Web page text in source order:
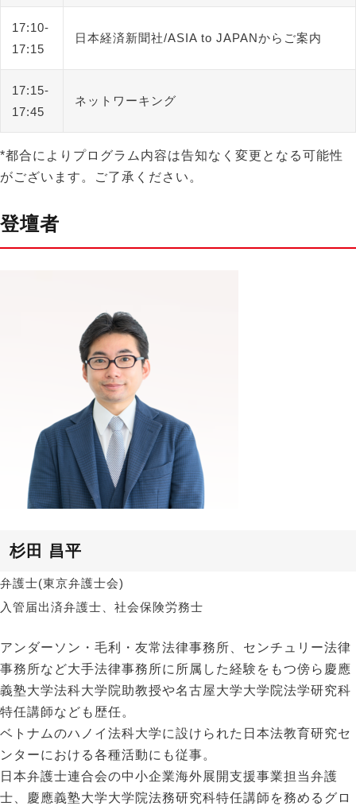
17:10-
17:15
日本経済新聞社/ASIA to JAPANからご案内
17:15-
17:45
ネットワーキング
*都合によりプログラム内容は告知なく変更となる可能性
がございます。ご了承ください。
登壇者
杉田 昌平
弁護士(東京弁護士会)
入管届出済弁護士、社会保険労務士
アンダーソン・⽑利・友常法律事務所、センチュリー法律
事務所など大手法律事務所に所属した経験をもつ傍ら慶應
義塾大学法科大学院助教授や名古屋大学大学院法学研究科
特任講師なども歴任。
ベトナムのハノイ法科大学に設けられた日本法教育研究セ
ンターにおける各種活動にも従事。
⽇本弁護⼠連合会の中⼩企業海外展開⽀援事業担当弁護
⼠、慶應義塾⼤学⼤学院法務研究科特任講師を務めるグロ